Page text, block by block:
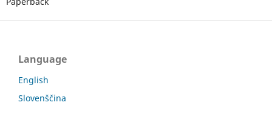
Language
English
Slovenščina